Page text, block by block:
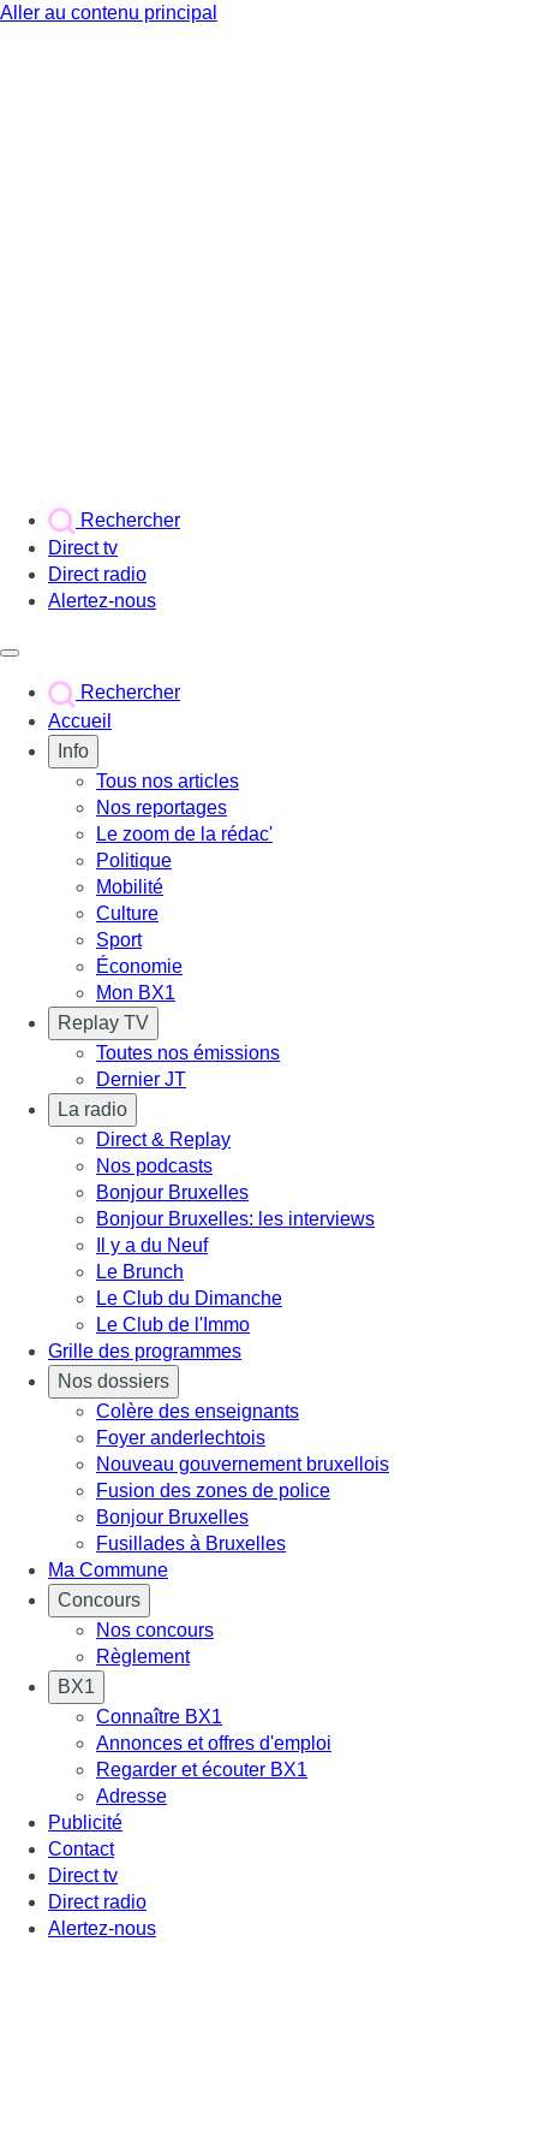
Aller au contenu principal
Rechercher
Direct tv
Direct radio
Alertez-nous
Rechercher
Accueil
Info
Tous nos articles
Nos reportages
Le zoom de la rédac'
Politique
Mobilité
Culture
Sport
Économie
Mon BX1
Replay TV
Toutes nos émissions
Dernier JT
La radio
Direct & Replay
Nos podcasts
Bonjour Bruxelles
Bonjour Bruxelles: les interviews
Il y a du Neuf
Le Brunch
Le Club du Dimanche
Le Club de l'Immo
Grille des programmes
Nos dossiers
Colère des enseignants
Foyer anderlechtois
Nouveau gouvernement bruxellois
Fusion des zones de police
Bonjour Bruxelles
Fusillades à Bruxelles
Ma Commune
Concours
Nos concours
Règlement
BX1
Connaître BX1
Annonces et offres d'emploi
Regarder et écouter BX1
Adresse
Publicité
Contact
Direct tv
Direct radio
Alertez-nous